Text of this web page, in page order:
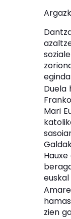
Duela
Mari
zien